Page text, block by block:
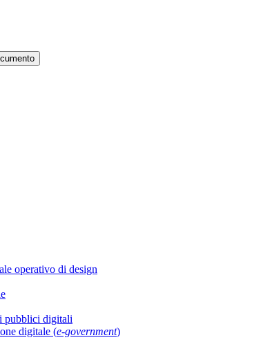
operativo di design
pubblici digitali
digitale (e-government)